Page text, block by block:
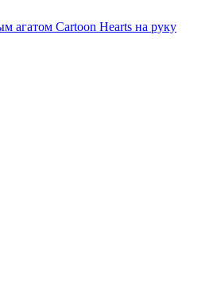
агатом Cartoon Hearts на руку